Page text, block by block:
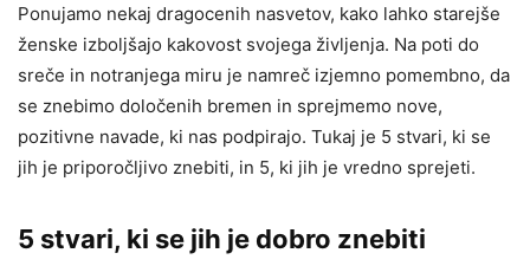
Ponujamo nekaj dragocenih nasvetov, kako lahko starejše
ženske izboljšajo kakovost svojega življenja. Na poti do
sreče in notranjega miru je namreč izjemno pomembno, da
se znebimo določenih bremen in sprejmemo nove,
pozitivne navade, ki nas podpirajo. Tukaj je 5 stvari, ki se
jih je priporočljivo znebiti, in 5, ki jih je vredno sprejeti.
5 stvari, ki se jih je dobro znebiti